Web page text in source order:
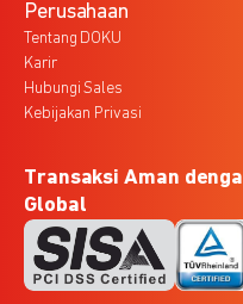
Perusahaan
Tentang DOKU
Karir
Hubungi Sales
Kebijakan Privasi
Transaksi Aman
Global